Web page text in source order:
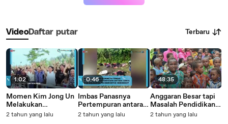
VideoDaftar putar Terbaru
1:02
Momen Kim Jong Un
Melakukan
Kunjungan Ke Korban
2 tahun yang lalu
0:46
Imbas Panasnya
Pertempuran antara
Junta dan
2 tahun yang lalu
48:35
Anggaran Besar tapi
Masalah Pendidikan
dan Gizi Buruk di
2 tahun yang lalu